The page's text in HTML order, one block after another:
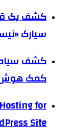
کشف یک
سیارک
کشف
کمک
for
Site